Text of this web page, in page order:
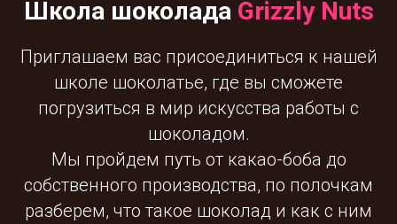
Школа шоколада Grizzly Nuts
Приглашаем вас присоединиться к нашей
школе шоколатье, где вы сможете
погрузиться в мир искусства работы с
шоколадом.
Мы пройдем путь от какао-боба до
собственного производства, по полочкам
разберем, что такое шоколад и как с ним